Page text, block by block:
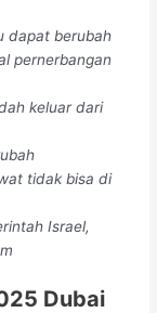
dapat berubah
pernerbangan
keluar dari
tidak bisa di
Israel,
Dubai